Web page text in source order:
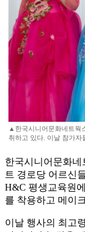
▲한국시니어문화네트웍
취하고 있다. 이날 참가
한국시니어문화
트 경로당 어르신
H&C 평생교육원
를 착용하고 메이
이날 행사의 최고